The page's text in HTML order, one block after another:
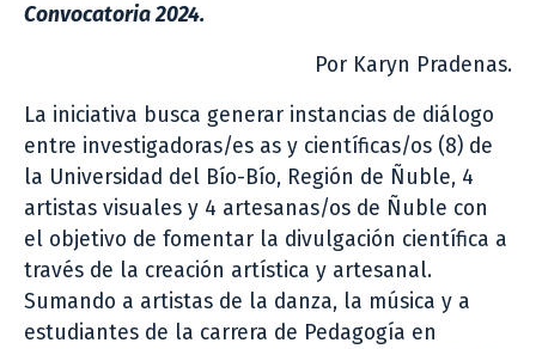
Convocatoria 2024.
Por Karyn Pradenas.
La iniciativa busca generar instancias de diálogo
entre investigadoras/es as y científicas/os (8) de
la Universidad del Bío-Bío, Región de Ñuble, 4
artistas visuales y 4 artesanas/os de Ñuble con
el objetivo de fomentar la divulgación científica a
través de la creación artística y artesanal.
Sumando a artistas de la danza, la música y a
estudiantes de la carrera de Pedagogía en